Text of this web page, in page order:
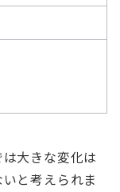
大きな変化は
と考えられま